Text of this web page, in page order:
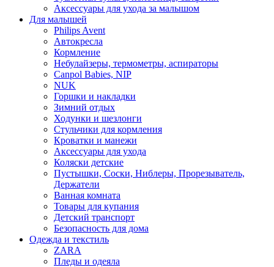
Аксессуары для ухода за малышом
Для малышей
Philips Avent
Автокресла
Кормление
Небулайзеры, термометры, аспираторы
Canpol Babies, NIP
NUK
Горшки и накладки
Зимний отдых
Ходунки и шезлонги
Стульчики для кормления
Кроватки и манежи
Аксессуары для ухода
Коляски детские
Пустышки, Соски, Ниблеры, Прорезыватель,
Держатели
Ванная комната
Товары для купания
Детский транспорт
Безопасность для дома
Одежда и текстиль
ZARA
Пледы и одеяла